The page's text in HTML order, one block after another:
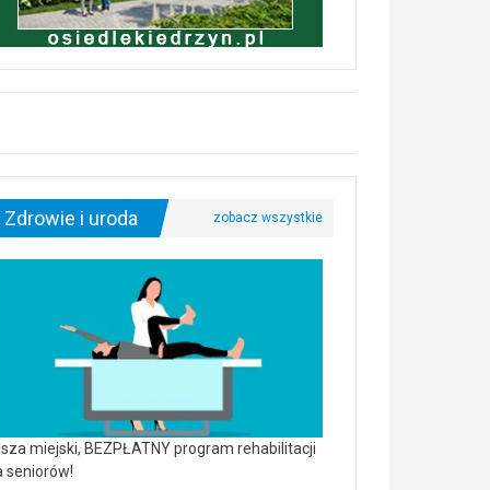
Zdrowie i uroda
miejski, BEZPŁATNY program rehabilitacji
seniorów!